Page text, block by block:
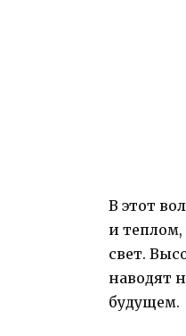
В этот
и теплом,
свет.
наводят
будущем.